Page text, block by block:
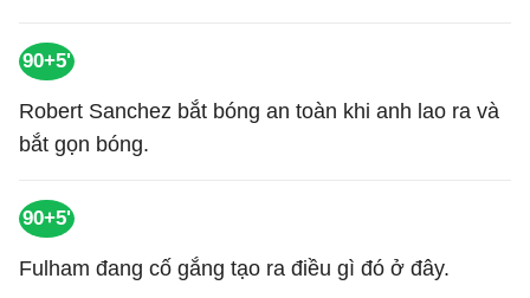
90+5'
Robert Sanchez bắt bóng an toàn khi anh lao ra và
bắt gọn bóng.
90+5'
Fulham đang cố gắng tạo ra điều gì đó ở đây.